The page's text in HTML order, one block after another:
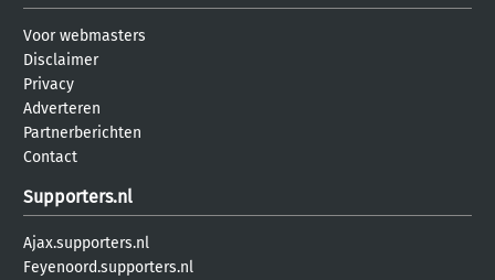
Voor webmasters
Disclaimer
Privacy
Adverteren
Partnerberichten
Contact
Supporters.nl
Ajax.supporters.nl
Feyenoord.supporters.nl